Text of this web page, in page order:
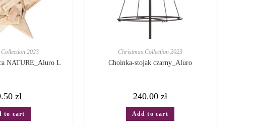
2023
NATURE_Aluro L
zł
to cart
Christmas Collection 2023
Choinka-stojak czarny_Aluro
240.00 zł
Add to cart